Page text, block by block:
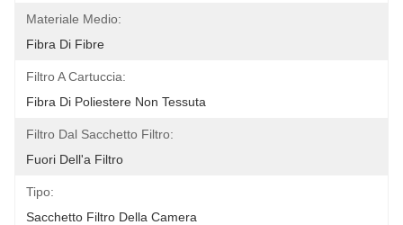
Materiale Medio:
Fibra Di Fibre
Filtro A Cartuccia:
Fibra Di Poliestere Non Tessuta
Filtro Dal Sacchetto Filtro:
Fuori Dell'a Filtro
Tipo:
Sacchetto Filtro Della Camera